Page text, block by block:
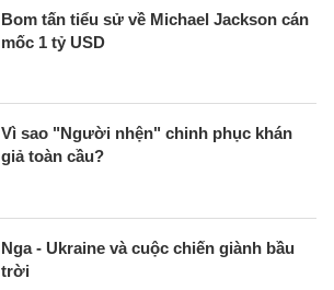
Bom tấn tiểu sử về Michael Jackson cán
mốc 1 tỷ USD
Vì sao "Người nhện" chinh phục khán
giả toàn cầu?
Nga - Ukraine và cuộc chiến giành bầu
trời